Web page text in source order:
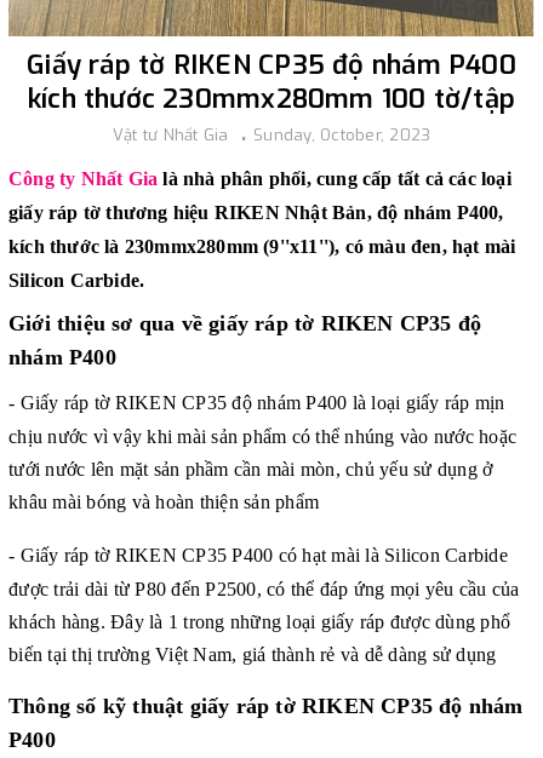
Giấy ráp tờ RIKEN CP35 độ nhám P400
kích thước 230mmx280mm 100 tờ/tập
Vật tư Nhất Gia Sunday, October, 2023
Công ty Nhất Gia là nhà phân phối, cung cấp tất cả các loại
giấy ráp tờ thương hiệu RIKEN Nhật Bản, độ nhám P400,
kích thước là 230mmx280mm (9''x11''), có màu đen, hạt mài
Silicon Carbide.
Giới thiệu sơ qua về giấy ráp tờ RIKEN CP35 độ
nhám P400
- Giấy ráp tờ RIKEN CP35 độ nhám P400 là loại giấy ráp mịn
chịu nước vì vậy khi mài sản phẩm có thể nhúng vào nước hoặc
tưới nước lên mặt sản phầm cần mài mòn, chủ yếu sử dụng ở
khâu mài bóng và hoàn thiện sản phẩm
- Giấy ráp tờ RIKEN CP35 P400 có hạt mài là Silicon Carbide
được trải dài từ P80 đến P2500, có thể đáp ứng mọi yêu cầu của
khách hàng. Đây là 1 trong những loại giấy ráp được dùng phổ
biến tại thị trường Việt Nam, giá thành rẻ và dễ dàng sử dụng
Thông số kỹ thuật giấy ráp tờ RIKEN CP35 độ nhám
P400